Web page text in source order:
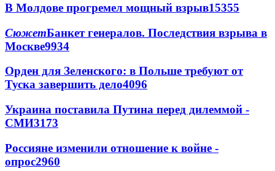
В Молдове прогремел мощный взрыв15355
СюжетБанкет генералов. Последствия взрыва в
Москве9934
Орден для Зеленского: в Польше требуют от
Туска завершить дело4096
Украина поставила Путина перед дилеммой -
СМИ3173
Россияне изменили отношение к войне -
опрос2960